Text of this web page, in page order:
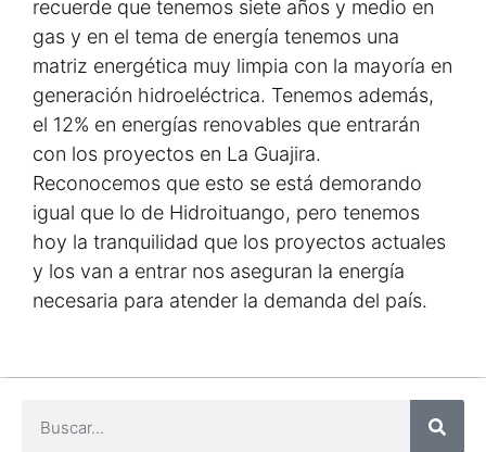
recuerde que tenemos siete años y medio en
gas y en el tema de energía tenemos una
matriz energética muy limpia con la mayoría en
generación hidroeléctrica. Tenemos además,
el 12% en energías renovables que entrarán
con los proyectos en La Guajira.
Reconocemos que esto se está demorando
igual que lo de Hidroituango, pero tenemos
hoy la tranquilidad que los proyectos actuales
y los van a entrar nos aseguran la energía
necesaria para atender la demanda del país.